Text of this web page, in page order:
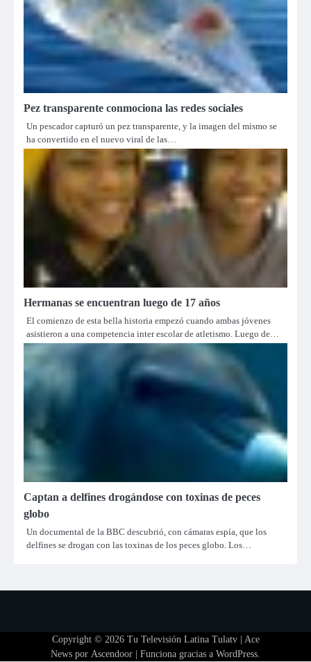
Pez transparente conmociona las redes sociales
Un pescador capturó un pez transparente, y la imagen del mismo se
ha convertido en el nuevo viral de las…
Hermanas se encuentran luego de 17 años
El comienzo de esta bella historia empezó cuando ambas jóvenes
asistieron a una competencia inter escolar de atletismo. Luego de…
Captan a delfines drogándose con toxinas de peces
globo
Un documental de la BBC descubrió, con cámaras espía, que los
delfines se drogan con las toxinas de los peces globo. Los…
Copyright © 2026 Tu Televisión Latina Tulatv| Ace
News por Ascendoor | Funciona gracias a WordPress